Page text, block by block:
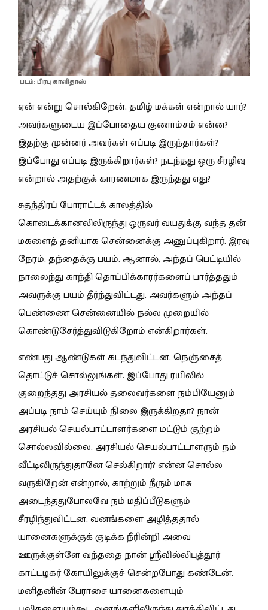
படம்: பிரபு காளிதாஸ்
ஏன் என்று சொல்கிறேன். தமிழ் மக்கள் என்றால் யார்?
அவர்களுடைய இப்போதைய குணாம்சம் என்ன?
இதற்கு முன்னர் அவர்கள் எப்படி இருந்தார்கள்?
இப்போது எப்படி இருக்கிறார்கள்? நடந்தது ஒரு சீரழிவு
என்றால் அதற்குக் காரணமாக இருந்தது எது?
சுதந்திரப் போராட்டக் காலத்தில்
கொடைக்கானலிலிருந்து ஒருவர் வயதுக்கு வந்த தன்
மகளைத் தனியாக சென்னைக்கு அனுப்புகிறார். இரவு
நேரம். தந்தைக்கு பயம். ஆனால், அந்தப் பெட்டியில்
நாலைந்து காந்தி தொப்பிக்காரர்களைப் பார்த்ததும்
அவருக்கு பயம் தீர்ந்துவிட்டது. அவர்களும் அந்தப்
பெண்ணை சென்னையில் நல்ல முறையில்
கொண்டுசேர்த்துவிடுகிறோம் என்கிறார்கள்.
எண்பது ஆண்டுகள் கடந்துவிட்டன. நெஞ்சைத்
தொட்டுச் சொல்லுங்கள். இப்போது ரயிலில்
குறைந்தது அரசியல் தலைவர்களை நம்பியேனும்
அப்படி நாம் செய்யும் நிலை இருக்கிறதா? நான்
அரசியல் செயல்பாட்டாளர்களை மட்டும் குற்றம்
சொல்லவில்லை. அரசியல் செயல்பாட்டாளரும் நம்
வீட்டிலிருந்துதானே செல்கிறார்? என்ன சொல்ல
வருகிறேன் என்றால், காற்றும் நீரும் மாசு
அடைந்ததுபோலவே நம் மதிப்பீடுகளும்
சீரழிந்துவிட்டன. வனங்களை அழித்ததால்
யானைகளுக்குக் குடிக்க நீரின்றி அவை
ஊருக்குள்ளே வந்ததை நான் ஸ்ரீவில்லிபுத்தூர்
காட்டழகர் கோயிலுக்குச் சென்றபோது கண்டேன்.
மனிதனின் பேராசை யானைகளையும்